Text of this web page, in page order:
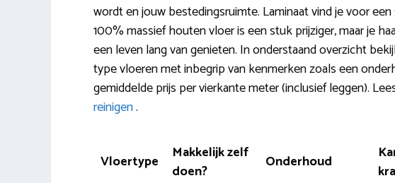
wordt en jouw bestedingsruimte. Laminaat vind je voor
100% massief houten vloer is een stuk prijziger, maar je
een leven lang van genieten. In onderstaand overzicht
type vloeren met inbegrip van kenmerken zoals een
gemiddelde prijs per vierkante meter (inclusief leggen).
reinigen.
Vloertype
Makkelijk zelf
doen?
Onderhoud